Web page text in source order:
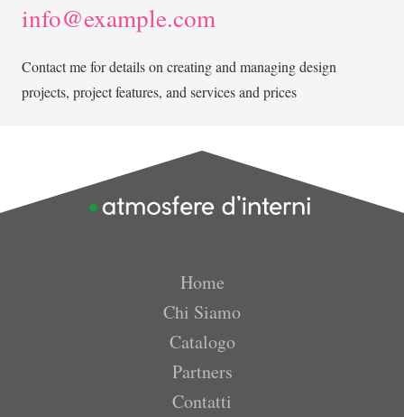
info@example.com
Contact me for details on creating and managing design
projects, project features, and services and prices
Home
Chi Siamo
Catalogo
Partners
Contatti